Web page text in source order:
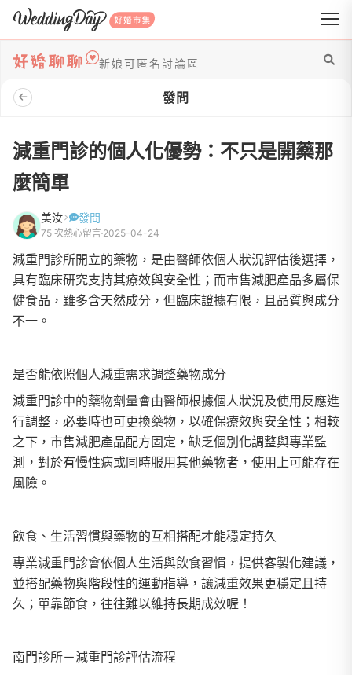
WeddingDay 好婚市集
新娘可匿名討論區
發問
減重門診的個人化優勢：不只是開藥那
麼簡單
美汝 發問
75 次熱心留言 2025-04-24
減重門診所開立的藥物，是由醫師依個人狀況評估後選擇，
具有臨床研究支持其療效與安全性；而市售減肥產品多屬保
健食品，雖多含天然成分，但臨床證據有限，且品質與成分
不一。
是否能依照個人減重需求調整藥物成分
減重門診中的藥物劑量會由醫師根據個人狀況及使用反應進
行調整，必要時也可更換藥物，以確保療效與安全性；相較
之下，市售減肥產品配方固定，缺乏個別化調整與專業監
測，對於有慢性病或同時服用其他藥物者，使用上可能存在
風險。
飲食、生活習慣與藥物的互相搭配才能穩定持久
專業減重門診會依個人生活與飲食習慣，提供客製化建議，
並搭配藥物與階段性的運動指導，讓減重效果更穩定且持
久；單靠節食，往往難以維持長期成效喔！
南門診所－減重門診評估流程